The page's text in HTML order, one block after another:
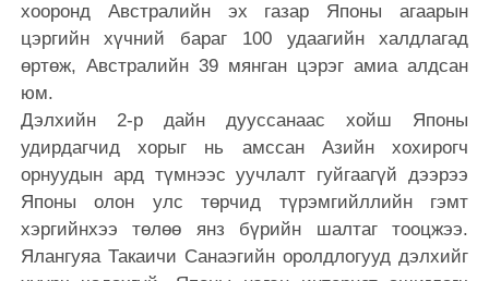
хооронд Австралийн эх газар Японы агаарын
цэргийн хүчний бараг 100 удаагийн халдлагад
өртөж, Австралийн 39 мянган цэрэг амиа алдсан
юм.
Дэлхийн 2-р дайн дууссанаас хойш Японы
удирдагчид хорыг нь амссан Азийн хохирогч
орнуудын ард түмнээс уучлалт гуйгаагүй дээрээ
Японы олон улс төрчид түрэмгийллийн гэмт
хэргийнхээ төлөө янз бүрийн шалтаг тооцжээ.
Ялангуяа Такаичи Санаэгийн оролдлогууд дэлхийг